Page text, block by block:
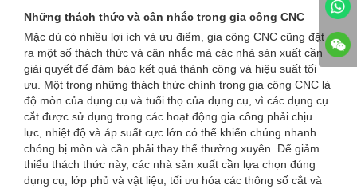
Những thách thức và cân nhắc trong gia công CNC
Mặc dù có nhiều lợi ích và ưu điểm, gia công CNC cũng đặt
ra một số thách thức và cân nhắc mà các nhà sản xuất cần
giải quyết để đảm bảo kết quả thành công và hiệu suất tối
ưu. Một trong những thách thức chính trong gia công CNC là
độ mòn của dụng cụ và tuổi thọ của dụng cụ, vì các dụng cụ
cắt được sử dụng trong các hoạt động gia công phải chịu
lực, nhiệt độ và áp suất cực lớn có thể khiến chúng nhanh
chóng bị mòn và cần phải thay thế thường xuyên. Để giảm
thiểu thách thức này, các nhà sản xuất cần lựa chọn đúng
dụng cụ, lớp phủ và vật liệu, tối ưu hóa các thông số cắt và